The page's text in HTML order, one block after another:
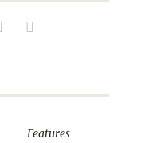
Features